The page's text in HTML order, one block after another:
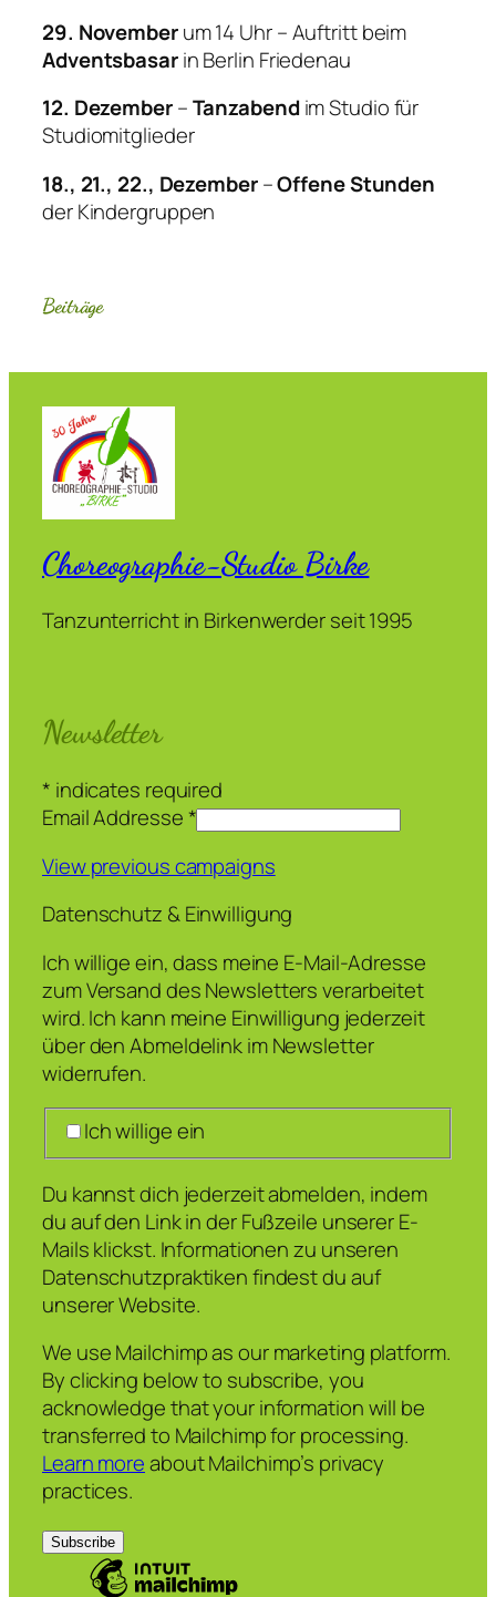
29. Novemberum 14 Uhr – Auftritt beim
Adventsbasarin Berlin Friedenau
12. Dezember–Tanzabendim Studio für
Studiomitglieder
18., 21., 22., Dezember–Offene Stunden
der Kindergruppen
Beiträge
Choreographie-Studio Birke
Tanzunterricht in Birkenwerder seit 1995
Newsletter
* indicates required
Email Addresse*
View previous campaigns
Datenschutz & Einwilligung
Ich willige ein, dass meine E-Mail-Adresse
zum Versand des Newsletters verarbeitet
wird. Ich kann meine Einwilligung jederzeit
über den Abmeldelink im Newsletter
widerrufen.
Ich willige ein
Du kannst dich jederzeit abmelden, indem
du auf den Link in der Fußzeile unserer E-
Mails klickst. Informationen zu unseren
Datenschutzpraktiken findest du auf
unserer Website.
We use Mailchimp as our marketing platform.
By clicking below to subscribe, you
acknowledge that your information will be
transferred to Mailchimp for processing.
Learn moreabout Mailchimp’s privacy
practices.